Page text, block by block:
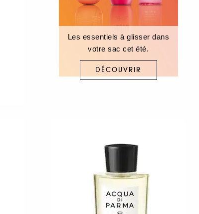
Les essentiels à glisser dans
votre sac cet été.
DÉCOUVRIR